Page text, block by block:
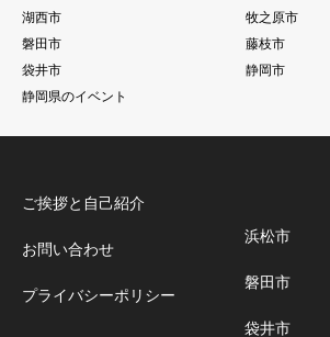
湖西市
牧之原市
磐田市
藤枝市
袋井市
静岡市
静岡県のイベント
ご挨拶と自己紹介
お問い合わせ
プライバシーポリシー
浜松市
磐田市
袋井市